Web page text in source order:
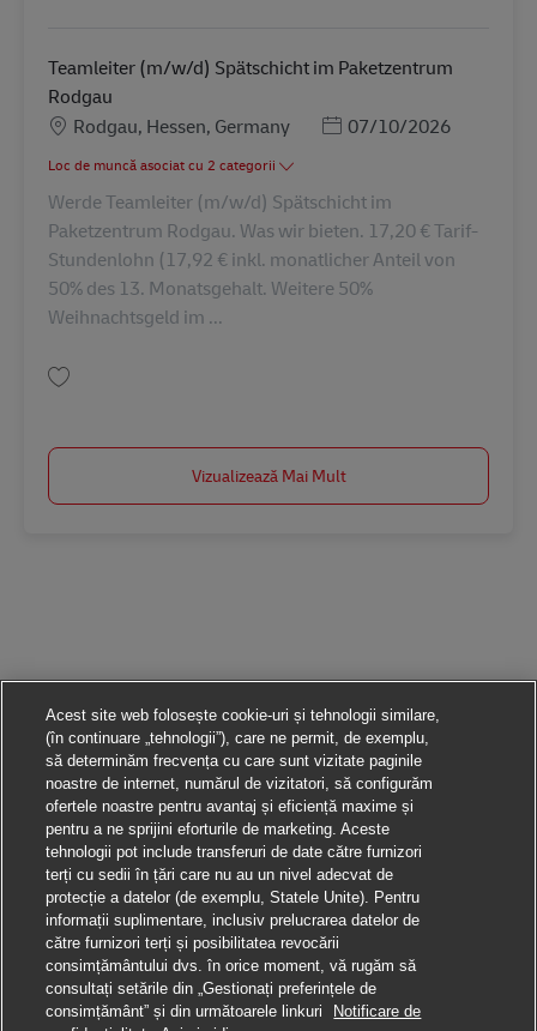
Aplică pentru această poziție
Teamleiter (m/w/d) Spätschicht im Paketzentrum
Rodgau
Locație
Rodgau, Hessen, Germany Posted Date
07/10/2026
Loc de muncă asociat cu 2 categorii
Werde Teamleiter (m/w/d) Spätschicht im
Paketzentrum Rodgau. Was wir bieten. 17,20 € Tarif-
Stundenlohn (17,92 € inkl. monatlicher Anteil von
50% des 13. Monatsgehalt. Weitere 50%
Weihnachtsgeld im ...
Vizualizează Mai Mult
Acest site web folosește cookie-uri și tehnologii similare,
(în continuare „tehnologii”), care ne permit, de exemplu,
să determinăm frecvența cu care sunt vizitate paginile
noastre de internet, numărul de vizitatori, să configurăm
ofertele noastre pentru avantaj și eficiență maxime și
pentru a ne sprijini eforturile de marketing. Aceste
tehnologii pot include transferuri de date către furnizori
terți cu sedii în țări care nu au un nivel adecvat de
protecție a datelor (de exemplu, Statele Unite). Pentru
informații suplimentare, inclusiv prelucrarea datelor de
către furnizori terți și posibilitatea revocării
consimțământului dvs. în orice moment, vă rugăm să
consultați setările din „Gestionați preferințele de
consimțământ” și din următoarele linkuri
Notificare de